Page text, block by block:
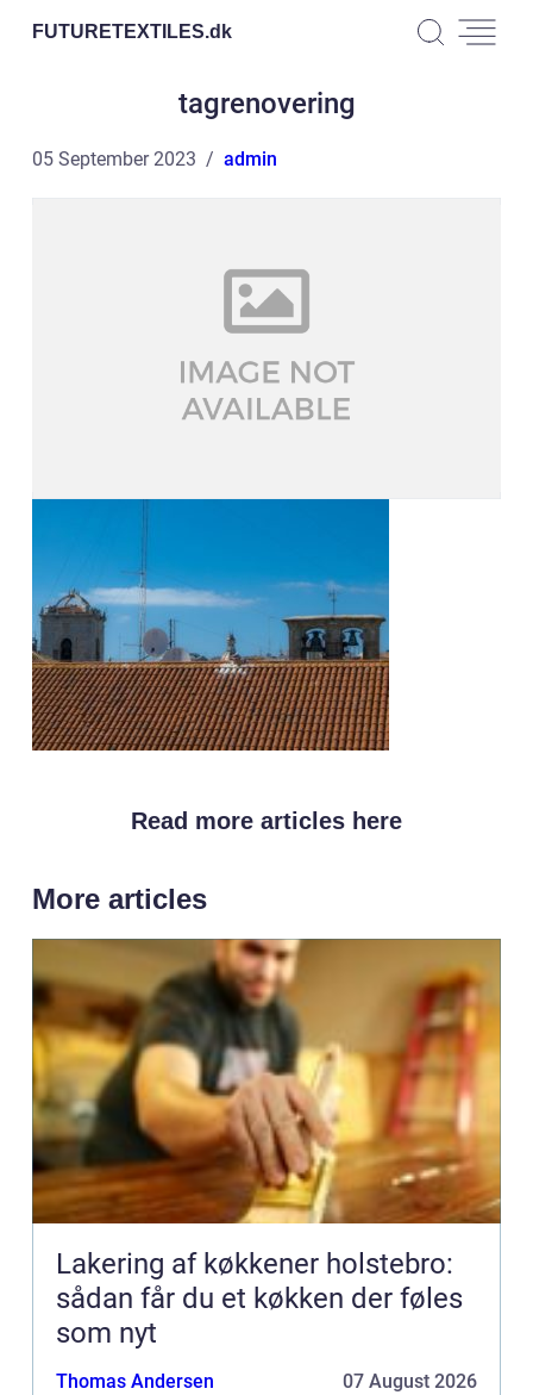
FUTURETEXTILES.dk
tagrenovering
05 September 2023 admin
Read more articles here
More articles
Lakering af køkkener holstebro:
sådan får du et køkken der føles
som nyt
Thomas Andersen 07 August 2026